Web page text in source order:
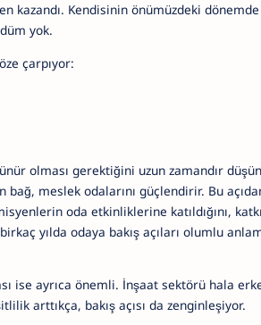
kazandı. Kendisinin önümüzdeki
yok.
çarpıyor:
olması gerektiğini uzun zamandır
meslek odalarını güçlendirir. Bu
oda etkinliklerine katıldığını, katkı
yılda odaya bakış açıları olumlu
ise ayrıca önemli. İnşaat sektörü hala
arttıkça, bakış açısı da zenginleşiyor.